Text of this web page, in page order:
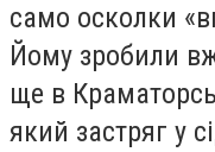
само осколки
Йому зробили
ще в
який застряг у